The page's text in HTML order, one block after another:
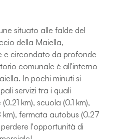
situato alle falde del
della Maiella,
e circondato da profonde
comunale è all'interno
In pochi minuti si
servizi tra i quali
km), scuola (0.1 km),
km), fermata autobus (0.27
perdere l'opportunità di